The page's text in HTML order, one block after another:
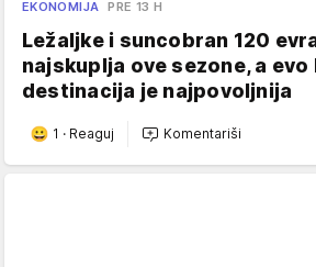
EKONOMIJA PRE 13 H
Ležaljke i suncobran 120
najskuplja ove sezone, a evo
destinacija je najpovoljnija
1 · Reaguj Komentariši